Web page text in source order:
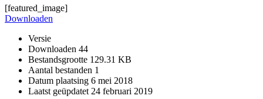
[featured_image]
Downloaden
Versie
Downloaden 44
Bestandsgrootte 129.31 KB
Aantal bestanden 1
Datum plaatsing 6 mei 2018
Laatst geüpdatet 24 februari 2019